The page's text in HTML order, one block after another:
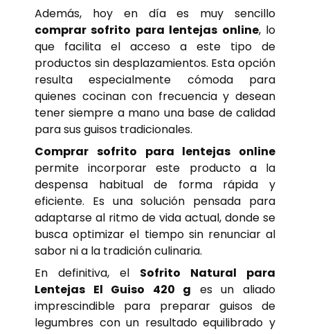
Además, hoy en día es muy sencillo
comprar sofrito para lentejas online, lo
que facilita el acceso a este tipo de
productos sin desplazamientos. Esta opción
resulta especialmente cómoda para
quienes cocinan con frecuencia y desean
tener siempre a mano una base de calidad
para sus guisos tradicionales.
Comprar sofrito para lentejas online
permite incorporar este producto a la
despensa habitual de forma rápida y
eficiente. Es una solución pensada para
adaptarse al ritmo de vida actual, donde se
busca optimizar el tiempo sin renunciar al
sabor ni a la tradición culinaria.
En definitiva, el Sofrito Natural para
Lentejas El Guiso 420 g es un aliado
imprescindible para preparar guisos de
legumbres con un resultado equilibrado y